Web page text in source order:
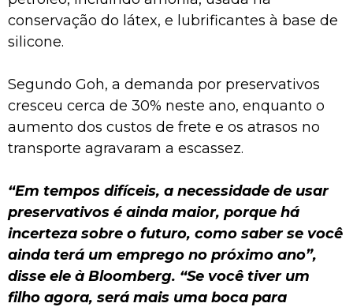
conservação do látex, e lubrificantes à base de
silicone.
Segundo Goh, a demanda por preservativos
cresceu cerca de 30% neste ano, enquanto o
aumento dos custos de frete e os atrasos no
transporte agravaram a escassez.
“Em tempos difíceis, a necessidade de usar
preservativos é ainda maior, porque há
incerteza sobre o futuro, como saber se você
ainda terá um emprego no próximo ano”,
disse ele à Bloomberg. “Se você tiver um
filho agora, será mais uma boca para